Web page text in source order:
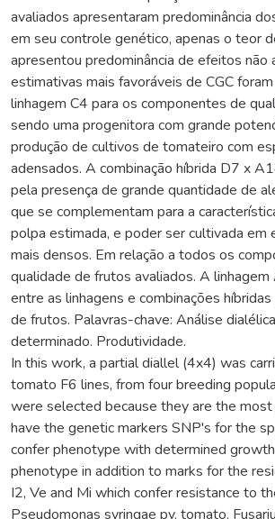
avaliados apresentaram predominância
em seu controle genético, apenas o teor
apresentou predominância de efeitos não
estimativas mais favoráveis de CGC
linhagem C4 para os componentes de
sendo uma progenitora com grande
produção de cultivos de tomateiro com
adensados. A combinação híbrida D7 x
pela presença de grande quantidade de
que se complementam para a
polpa estimada, e poder ser cultivada em
mais densos. Em relação a todos os
qualidade de frutos avaliados. A
entre as linhagens e combinações
de frutos. Palavras-chave: Análise
determinado. Produtividade.
In this work, a partial diallel (4x4) was
tomato F6 lines, from four breeding
were selected because they are the
have the genetic markers SNP's for the
confer phenotype with determined
phenotype in addition to marks for the
I2, Ve and Mi which confer resistance to
Pseudomonas syringae pv. tomato,